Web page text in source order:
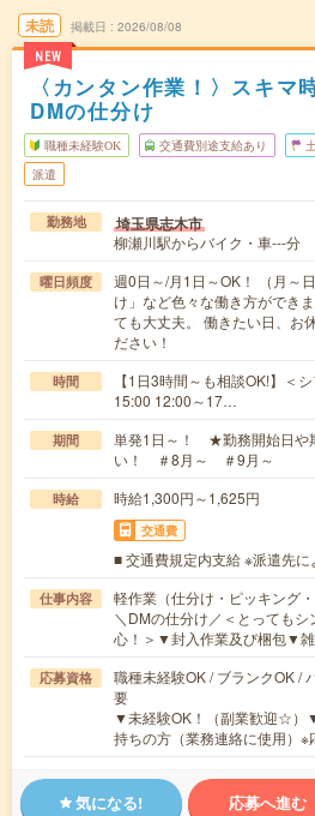
未読
NEW
掲載日 2026/08/08
〈カンタン作業！〉スキマ
DMの仕分け
職種未経験OK 交通費別途支給あり
派遣
勤務地 埼玉県志木市
柳瀬川駅からバイク・車---分
曜日頻度
週0日～/月1日～OK！ （月～
け」など色々な働き方ができ
ても大丈夫。 働きたい日、お
ださい！
時間
【1日3時間～も相談OK!】＜
15:00 12:00～17…
期間
単発1日～！ ★勤務開始日や
い！ ＃8月～ ＃9月～
時給 時給1,300円～1,625円
交通費
■ 交通費規定内支給 ※派遣先に
仕事内容
軽作業（仕分け・ピッキング
＼DMの仕分け／＜とっても
心！＞▼封入作業及び梱包▼
応募資格
職種未経験OK / ブランクOK /
要
▼未経験OK！（副業歓迎☆
持ちの方（業務連絡に使用）
気になる! 応募へ進む